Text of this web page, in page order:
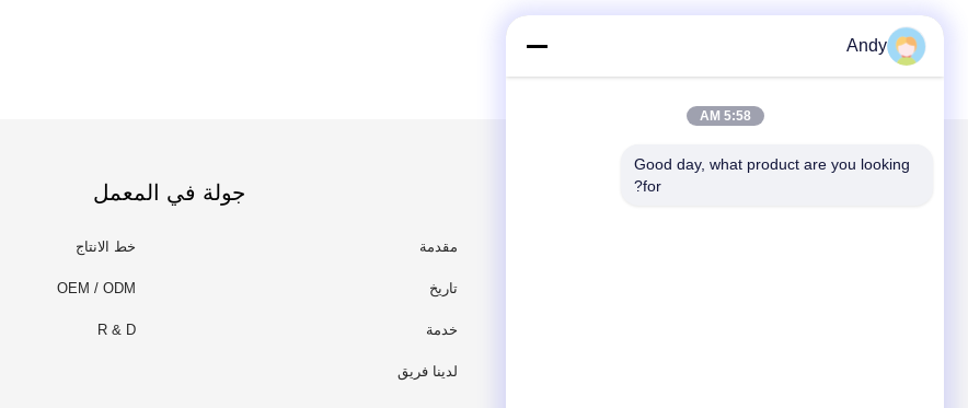
مقدمة
تاريخ
خدمة
لدينا فريق
جولة في المعمل
خط الانتاج
OEM / ODM
R & D
Andy
5:58 AM
Good day, what product are you looking
for?